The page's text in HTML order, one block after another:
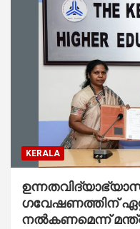
KERALA
ഗവേഷണത്തിന്
നൽകണമെന്ന്